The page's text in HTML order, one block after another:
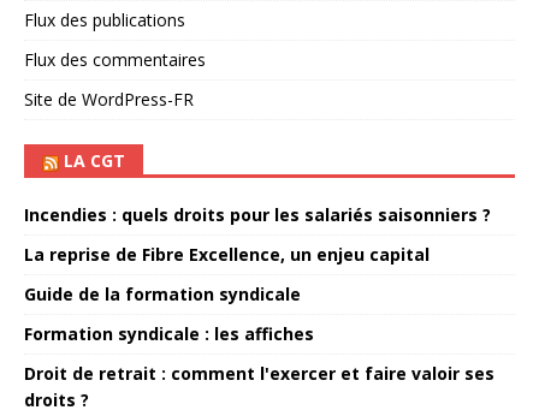
Flux des publications
Flux des commentaires
Site de WordPress-FR
LA CGT
Incendies : quels droits pour les salariés saisonniers ?
La reprise de Fibre Excellence, un enjeu capital
Guide de la formation syndicale
Formation syndicale : les affiches
Droit de retrait : comment l'exercer et faire valoir ses
droits ?